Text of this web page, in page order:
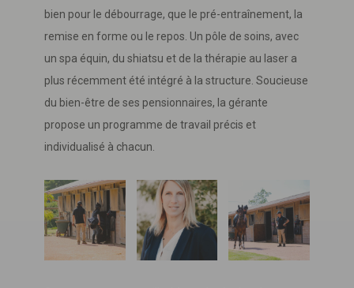
bien pour le débourrage, que le pré-entraînement, la
remise en forme ou le repos. Un pôle de soins, avec
un spa équin, du shiatsu et de la thérapie au laser a
plus récemment été intégré à la structure. Soucieuse
du bien-être de ses pensionnaires, la gérante
propose un programme de travail précis et
individualisé à chacun.